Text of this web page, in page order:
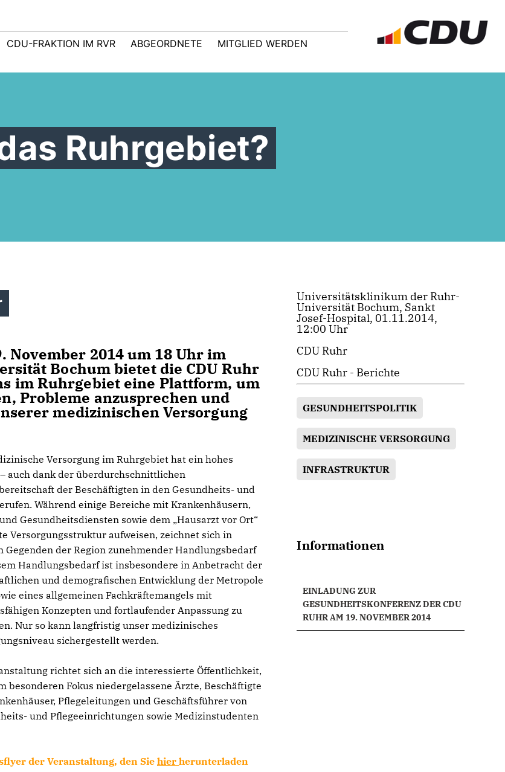
CDU-FRAKTION IM RVR ABGEORDNETE
MITGLIED WERDEN
Ruhrgebiet?
November 2014 um 18 Uhr im
Bochum bietet die CDU Ruhr
im Ruhrgebiet eine Plattform, um
Probleme anzusprechen und
medizinischen Versorgung
Versorgung im Ruhrgebiet hat ein hohes
auch dank der überdurchschnittlichen
der Beschäftigten in den Gesundheits- und
Während einige Bereiche mit Krankenhäusern,
Gesundheitsdiensten sowie dem „Hausarzt vor Ort“
Versorgungsstruktur aufweisen, zeichnet sich in
Gegenden der Region zunehmender Handlungsbedarf
Handlungsbedarf ist insbesondere in Anbetracht der
und demografischen Entwicklung der Metropole
eines allgemeinen Fachkräftemangels mit
Konzepten und fortlaufender Anpassung zu
Nur so kann langfristig unser medizinisches
sichergestellt werden.
richtet sich an die interessierte Öffentlichkeit,
besonderen Fokus niedergelassene Ärzte, Beschäftigte
Pflegeleitungen und Geschäftsführer von
und Pflegeeinrichtungen sowie Medizinstudenten
der Veranstaltung, den Siehierherunterladen
Universitätsklinikum der Ruhr-
Universität Bochum, Sankt
Josef-Hospital, 01.11.2014,
12:00 Uhr
CDU Ruhr
CDU Ruhr - Berichte
GESUNDHEITSPOLITIK
MEDIZINISCHE VERSORGUNG
INFRASTRUKTUR
Informationen
EINLADUNG ZUR
GESUNDHEITSKONFERENZ DER CDU
RUHR AM 19. NOVEMBER 2014